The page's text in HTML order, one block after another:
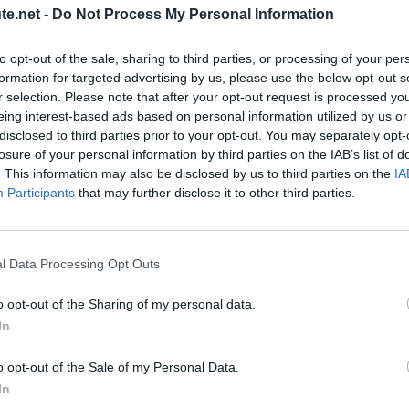
- Do Not Process My Personal Information
opt-out of the sale, sharing to third parties, or processing of your
for targeted advertising by us, please use the below opt-out
selection. Please note that after your opt-out request is processed
interest-based ads based on personal information utilized by us
to third parties prior to your opt-out. You may separately
of your personal information by third parties on the IAB’s list of
This information may also be disclosed by us to third parties on the
Participants that may further disclose it to other third parties.
Data Processing Opt Outs
opt-out of the Sharing of my personal data.
opt-out of the Sale of my Personal Data.
de 30)
15.
16.
17.